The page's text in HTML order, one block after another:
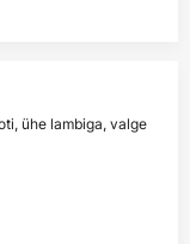
ühe lambiga, valge